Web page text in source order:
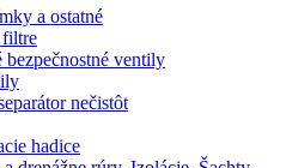
a ostatné
filtre
bezpečnostné ventily
nečistôt
hadice